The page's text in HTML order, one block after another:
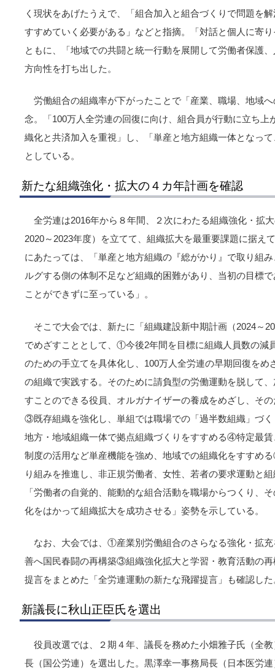
く現状をあげたうえで、「組合加入と組合づくりで問題を
すすめていく必要がある」などと指摘。「対話と個人に寄
ともに、「地域での共闘と統一行動を展開して労働者保護
方向性を打ち出した。
労働組合の組織率が下がったことで「産業、職場、地域
念。「100万人全労連の回復に向け、組合員が行動に立ち上
織化と共済加入を重視」し、「単産と地方組織一体となっ
としている。
新たな組織強化・拡大の４カ年計画を確認
全労連は2016年から８年間、２次にわたる組織強化・拡
2020～2023年度）を立てて、組織拡大を最重要課題に据え
にあたっては、「単産と地方組織の『総がかり』で取り組
ルグする側の体制不足など組織的困難があり、当初の目標
ことができずに至っている」。
そこで大会では、新たに「組織建設新中期計画（2024～
でめざすこととして、①今後2年間を目標に組織人員数の減
のための手立てを具体化し、100万人全労連の早期回復を
の組織で実践する。そのために請負型の労働運動を脱して
すことのできる役員、オルガナイザーの養成をめざし、そ
③既存組織を強化し、単組では職場での「過半数組織」づ
地方・地域組織一体で拠点組織づくりをすすめる④特定最
制度の活用など単産機能を強め、地域での組織化をすすめ
り組みを推進し、非正規労働者、女性、若者の要求運動と
「労働者の自覚的、能動的な組合活動を職場からつくり、
化をはかって組織拡大を成功させる」姿勢を示している。
なお、大会では、①産業別労働組合のさらなる強化・拡
善へ国民春闘の再構築③組織強化拡大と学習・教育活動の
提言をまとめた「全労連運動の新たな飛躍提言」も確認した
新議長に秋山正臣氏を選出
役員改選では、２期４年、議長を務めた小畑雅子氏（全
長（国公労連）を選出した。黒澤幸一事務局長（日本医労